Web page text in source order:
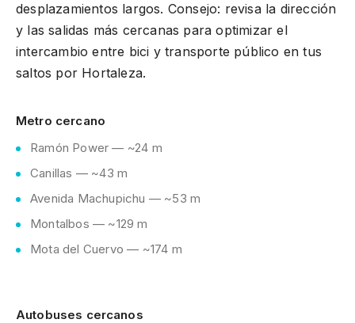
desplazamientos largos. Consejo: revisa la dirección
y las salidas más cercanas para optimizar el
intercambio entre bici y transporte público en tus
saltos por Hortaleza.
Metro cercano
Ramón Power — ~24 m
Canillas — ~43 m
Avenida Machupichu — ~53 m
Montalbos — ~129 m
Mota del Cuervo — ~174 m
Autobuses cercanos